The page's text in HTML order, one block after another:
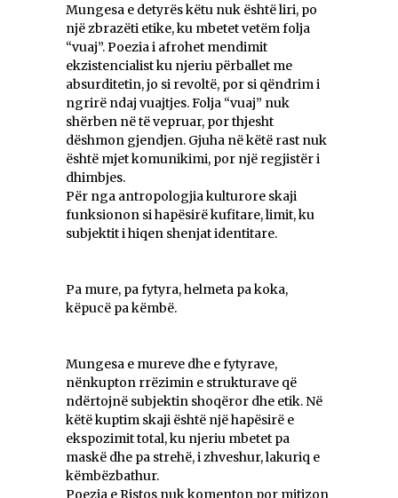
Mungesa e detyrës këtu nuk është liri, po
një zbrazëti etike, ku mbetet vetëm folja
“vuaj”. Poezia i afrohet mendimit
ekzistencialist ku njeriu përballet me
absurditetin, jo si revoltë, por si qëndrim i
ngrirë ndaj vuajtjes. Folja “vuaj” nuk
shërben në të vepruar, por thjesht
dëshmon gjendjen. Gjuha në këtë rast nuk
është mjet komunikimi, por një regjistër i
dhimbjes.
Për nga antropologjia kulturore skaji
funksionon si hapësirë kufitare, limit, ku
subjektit i hiqen shenjat identitare.
Pa mure, pa fytyra, helmeta pa koka,
këpucë pa këmbë.
Mungesa e mureve dhe e fytyrave,
nënkupton rrëzimin e strukturave që
ndërtojnë subjektin shoqëror dhe etik. Në
këtë kuptim skaji është një hapësirë e
ekspozimit total, ku njeriu mbetet pa
maskë dhe pa strehë, i zhveshur, lakuriq e
këmbëzbathur.
Poezia e Ristos nuk komenton por mitizon